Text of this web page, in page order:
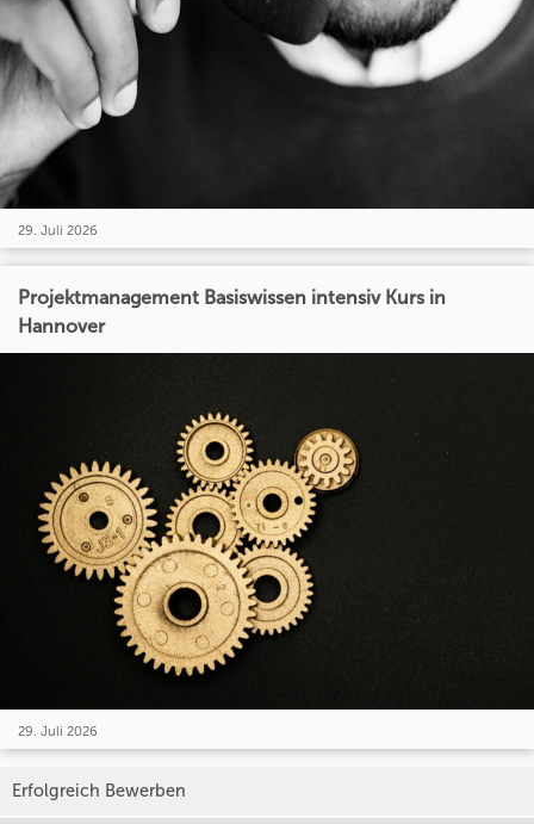
29. Juli 2026
Projektmanagement Basiswissen intensiv Kurs in
Hannover
29. Juli 2026
Erfolgreich Bewerben